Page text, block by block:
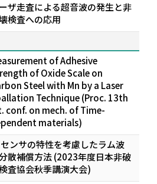
ザ走査による超音波の発生と非
検査への応用
of Adhesive
of Oxide Scale on
Steel with Mn by a Laser
Technique (Proc. 13th
conf. on mech. of Time-
materials)
ンサの特性を考慮したラム波
散補償方法 (2023年度日本非破
査協会秋季講演大会)